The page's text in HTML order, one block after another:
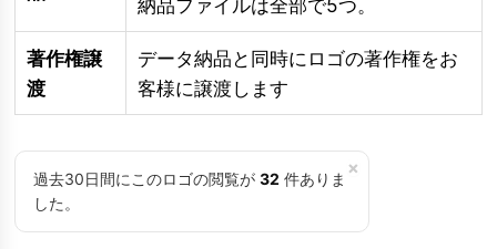
納品ファイルは全部で5つ。
著作権譲
渡
データ納品と同時にロゴの著作権をお
客様に譲渡します
×
過去30日間にこのロゴの閲覧が 32 件ありま
した。